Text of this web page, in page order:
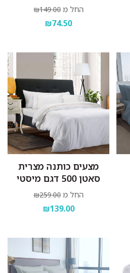
החל מ ₪149.00
₪74.50
מצעים כותנה מצרית
סאטן 500 דגם מיסטי
החל מ ₪259.00
₪139.00